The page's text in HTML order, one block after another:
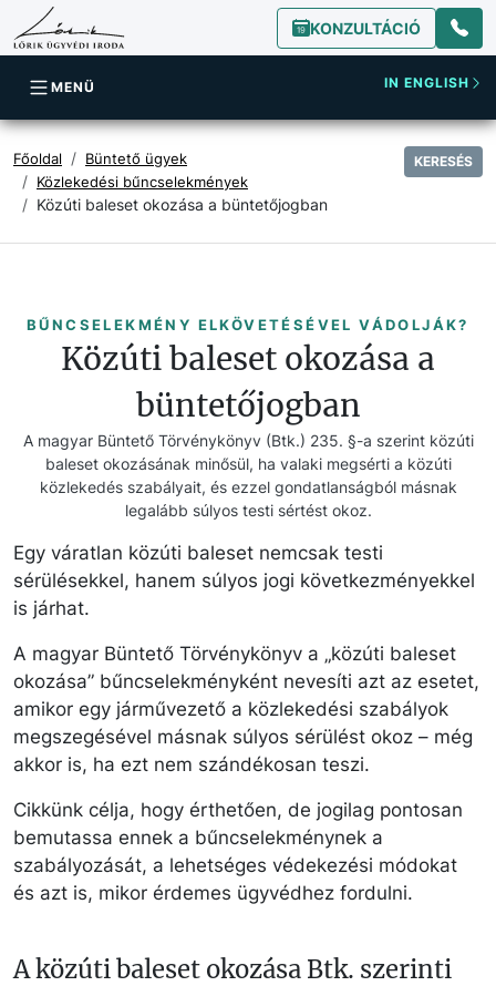
KONZULTÁCIÓ
MENÜ IN ENGLISH
Főoldal
Büntető ügyek
Közlekedési bűncselekmények
Közúti baleset okozása a büntetőjogban
KERESÉS
BŰNCSELEKMÉNY ELKÖVETÉSÉVEL VÁDOLJÁK?
Közúti baleset okozása a
büntetőjogban
A magyar Büntető Törvénykönyv (Btk.) 235. §-a szerint közúti
baleset okozásának minősül, ha valaki megsérti a közúti
közlekedés szabályait, és ezzel gondatlanságból másnak
legalább súlyos testi sértést okoz.
Egy váratlan közúti baleset nemcsak testi
sérülésekkel, hanem súlyos jogi következményekkel
is járhat.
A magyar Büntető Törvénykönyv a „közúti baleset
okozása” bűncselekményként nevesíti azt az esetet,
amikor egy járművezető a közlekedési szabályok
megszegésével másnak súlyos sérülést okoz – még
akkor is, ha ezt nem szándékosan teszi.
Cikkünk célja, hogy érthetően, de jogilag pontosan
bemutassa ennek a bűncselekménynek a
szabályozását, a lehetséges védekezési módokat
és azt is, mikor érdemes ügyvédhez fordulni.
A közúti baleset okozása Btk. szerinti